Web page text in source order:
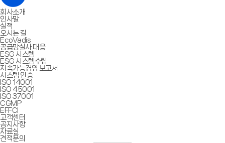
회사소개
인사말
실적
오시는 길
EcoVadis
공급망실사 대응
ESG 시스템
ESG 시스템수립
지속가능경영 보고서
시스템 인증
ISO 14001
ISO 45001
ISO 37001
CGMP
EFFCI
고객센터
공지사항
자료실
견적문의